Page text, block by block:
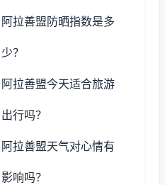
阿拉善盟防晒指数是多
少？
阿拉善盟今天适合旅游
出行吗？
阿拉善盟天气对心情有
影响吗？